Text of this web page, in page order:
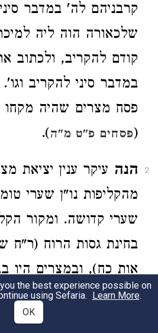
קרבניהם לה' במדבר
שלכאורה הוה ליה
קודם להקריב, ולכתוב
במדבר סיני להקריב וגו'.
פסח מצרים שהיה
(פסחים פ"ט מ"ה).
2 הנה עיקר ענין יציאת
מהקליפות נו"ן שערי
שערי קדושה. ומקור
בחינת גסות הרוח (ר"ח
אות כח), ובמצרים היו
הרוח, לכן ממה שהיו
אדם בשלמות ומחמת
the best experience possible on
using Sefaria. Learn More.
OK